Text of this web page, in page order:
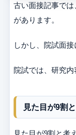
古い面接記事で
があります。
しかし、院試面
院試では、研究内
見た目が9割
見た目が9割と考